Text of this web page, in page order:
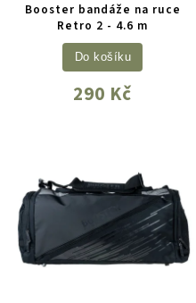
Booster bandáže na ruce
Retro 2 - 4.6 m
290 Kč
Do košíku